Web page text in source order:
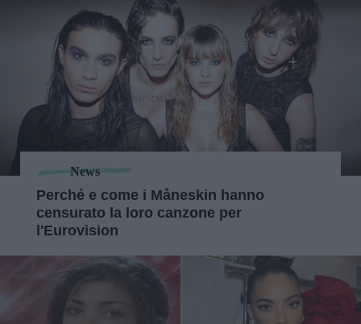
News
Perché e come i Måneskin hanno
censurato la loro canzone per
l'Eurovision